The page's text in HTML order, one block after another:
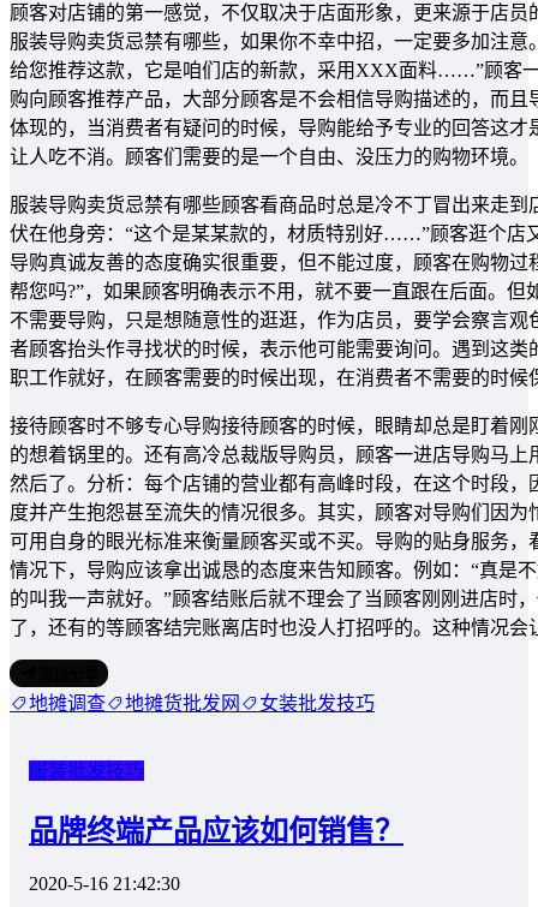
顾客对店铺的第一感觉，不仅取决于店面形象，更来源于店
服装导购卖货忌禁有哪些，如果你不幸中招，一定要多加注
给您推荐这款，它是咱们店的新款，采用XXX面料……”顾客
购向顾客推荐产品，大部分顾客是不会相信导购描述的，而
体现的，当消费者有疑问的时候，导购能给予专业的回答这
让人吃不消。顾客们需要的是一个自由、没压力的购物环境。
服装导购卖货忌禁有哪些顾客看商品时总是冷不丁冒出来走
伏在他身旁：“这个是某某款的，材质特别好……”顾客逛个店
导购真诚友善的态度确实很重要，但不能过度，顾客在购物
帮您吗?”，如果顾客明确表示不用，就不要一直跟在后面。
不需要导购，只是想随意性的逛逛，作为店员，要学会察言
者顾客抬头作寻找状的时候，表示他可能需要询问。遇到这
职工作就好，在顾客需要的时候出现，在消费者不需要的时
接待顾客时不够专心导购接待顾客的时候，眼睛却总是盯着
的想着锅里的。还有高冷总裁版导购员，顾客一进店导购马
然后了。分析：每个店铺的营业都有高峰时段，在这个时段
度并产生抱怨甚至流失的情况很多。其实，顾客对导购们因
可用自身的眼光标准来衡量顾客买或不买。导购的贴身服务
情况下，导购应该拿出诚恳的态度来告知顾客。例如：“真是
的叫我一声就好。”顾客结账后就不理会了当顾客刚刚进店时
了，还有的等顾客结完账离店时也没人打招呼的。这种情况
地摊调查 地摊货批发网 女装批发技巧
服装批发技巧
品牌终端产品应该如何销售？
2020-5-16 21:42:30